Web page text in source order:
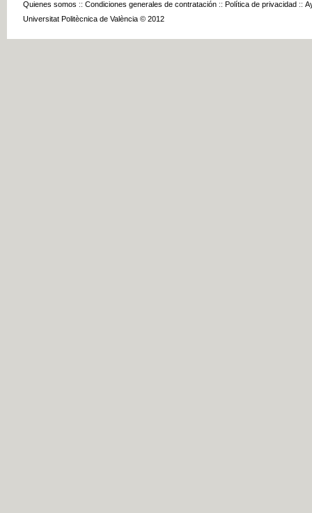
Quienes somos :: Condiciones generales de contratación :: Política de privacidad ::
Universitat Politècnica de València © 2012